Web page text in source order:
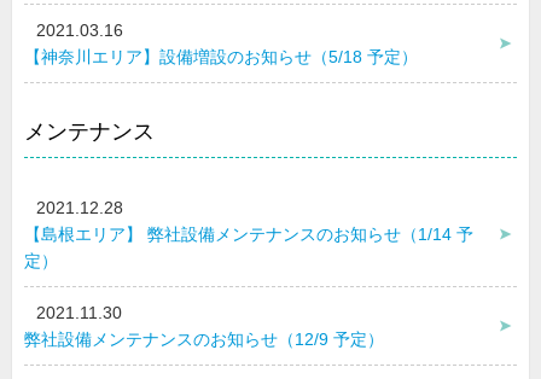
2021.03.16
【神奈川エリア】設備増設のお知らせ（5/18 予定）
メンテナンス
2021.12.28
【島根エリア】 弊社設備メンテナンスのお知らせ（1/14 予
定）
2021.11.30
弊社設備メンテナンスのお知らせ（12/9 予定）